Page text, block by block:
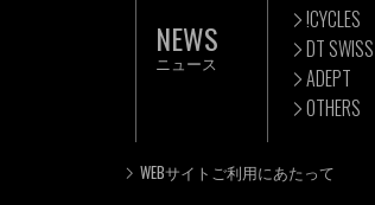
NEWS
ニュース
!CYCLES
DT SWISS
ADEPT
OTHERS
WEBサイトご利用にあたって